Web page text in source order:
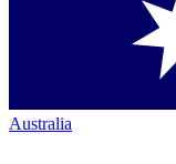
Australia